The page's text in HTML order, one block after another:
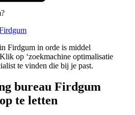
Firdgum in orde is middel
op ‘zoekmachine optimalisatie
te vinden die bij je past.
bureau Firdgum
te letten